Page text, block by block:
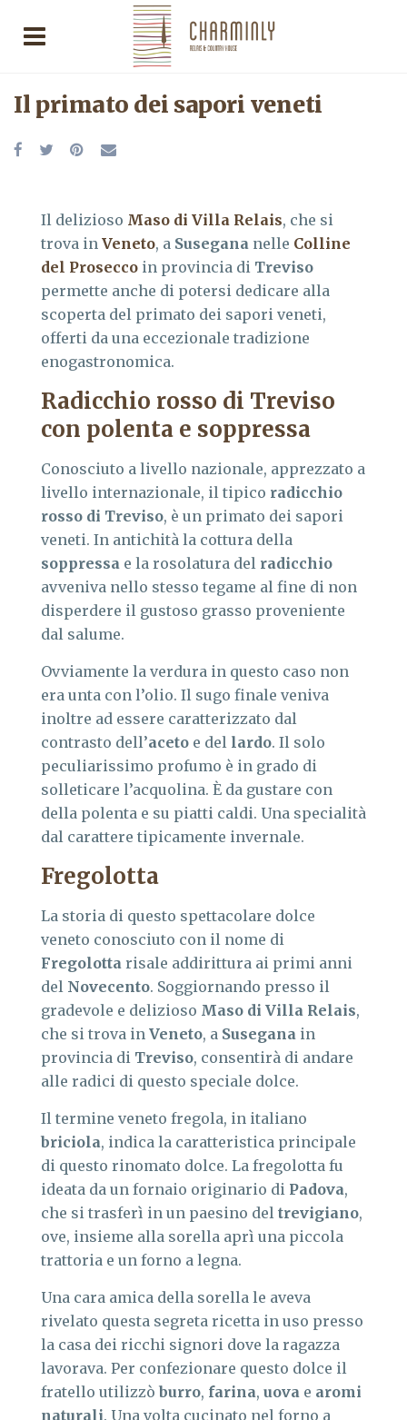
Il primato dei sapori veneti
Il delizioso Maso di Villa Relais, che si
trova in Veneto, a Susegana nelle Colline
del Prosecco in provincia di Treviso
permette anche di potersi dedicare alla
scoperta del primato dei sapori veneti,
offerti da una eccezionale tradizione
enogastronomica.
Radicchio rosso di Treviso
con polenta e soppressa
Conosciuto a livello nazionale, apprezzato a
livello internazionale, il tipico radicchio
rosso di Treviso, è un primato dei sapori
veneti. In antichità la cottura della
soppressa e la rosolatura del radicchio
avveniva nello stesso tegame al fine di non
disperdere il gustoso grasso proveniente
dal salume.
Ovviamente la verdura in questo caso non
era unta con l’olio. Il sugo finale veniva
inoltre ad essere caratterizzato dal
contrasto dell’aceto e del lardo. Il solo
peculiarissimo profumo è in grado di
solleticare l’acquolina. È da gustare con
della polenta e su piatti caldi. Una specialità
dal carattere tipicamente invernale.
Fregolotta
La storia di questo spettacolare dolce
veneto conosciuto con il nome di
Fregolotta risale addirittura ai primi anni
del Novecento. Soggiornando presso il
gradevole e delizioso Maso di Villa Relais,
che si trova in Veneto, a Susegana in
provincia di Treviso, consentirà di andare
alle radici di questo speciale dolce.
Il termine veneto fregola, in italiano
briciola, indica la caratteristica principale
di questo rinomato dolce. La fregolotta fu
ideata da un fornaio originario di Padova,
che si trasferì in un paesino del trevigiano,
ove, insieme alla sorella aprì una piccola
trattoria e un forno a legna.
Una cara amica della sorella le aveva
rivelato questa segreta ricetta in uso presso
la casa dei ricchi signori dove la ragazza
lavorava. Per confezionare questo dolce il
fratello utilizzò burro, farina, uova e aromi
naturali. Una volta cucinato nel forno a